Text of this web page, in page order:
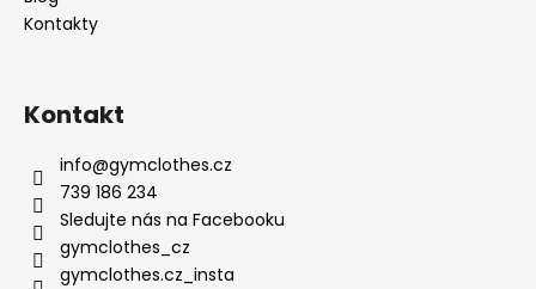
Kontakty
Kontakt
info@gymclothes.cz
739 186 234
Sledujte nás na Facebooku
gymclothes_cz
gymclothes.cz_insta